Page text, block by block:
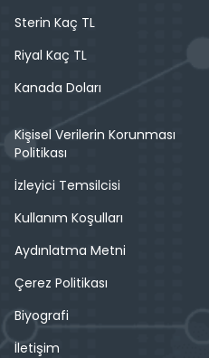
Sterin Kaç TL
Riyal Kaç TL
Kanada Doları
Kişisel Verilerin Korunması
Politikası
İzleyici Temsilcisi
Kullanım Koşulları
Aydınlatma Metni
Çerez Politikası
Biyografi
İletişim